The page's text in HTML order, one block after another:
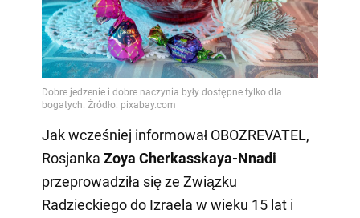
Jak wcześniej informował OBOZREVATEL,
Rosjanka Zoya Cherkasskaya-Nnadi
przeprowadziła się ze Związku
Radzieckiego do Izraela w wieku 15 lat i